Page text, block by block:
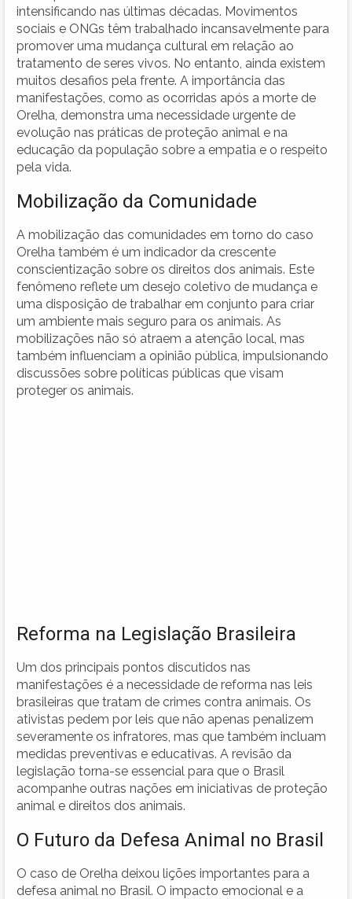
intensificando nas últimas décadas. Movimentos
sociais e ONGs têm trabalhado incansavelmente para
promover uma mudança cultural em relação ao
tratamento de seres vivos. No entanto, ainda existem
muitos desafios pela frente. A importância das
manifestações, como as ocorridas após a morte de
Orelha, demonstra uma necessidade urgente de
evolução nas práticas de proteção animal e na
educação da população sobre a empatia e o respeito
pela vida.
Mobilização da Comunidade
A mobilização das comunidades em torno do caso
Orelha também é um indicador da crescente
conscientização sobre os direitos dos animais. Este
fenômeno reflete um desejo coletivo de mudança e
uma disposição de trabalhar em conjunto para criar
um ambiente mais seguro para os animais. As
mobilizações não só atraem a atenção local, mas
também influenciam a opinião pública, impulsionando
discussões sobre políticas públicas que visam
proteger os animais.
Reforma na Legislação Brasileira
Um dos principais pontos discutidos nas
manifestações é a necessidade de reforma nas leis
brasileiras que tratam de crimes contra animais. Os
ativistas pedem por leis que não apenas penalizem
severamente os infratores, mas que também incluam
medidas preventivas e educativas. A revisão da
legislação torna-se essencial para que o Brasil
acompanhe outras nações em iniciativas de proteção
animal e direitos dos animais.
O Futuro da Defesa Animal no Brasil
O caso de Orelha deixou lições importantes para a
defesa animal no Brasil. O impacto emocional e a